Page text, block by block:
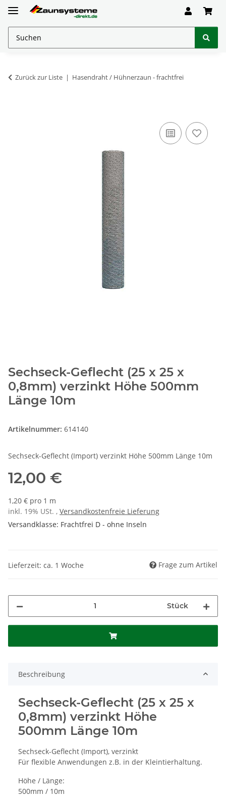
Zurück zur Liste Hasendraht / Hühnerzaun - frachtfrei
Sechseck-Geflecht (25 x 25 x
0,8mm) verzinkt Höhe 500mm
Länge 10m
Artikelnummer: 614140
Sechseck-Geflecht (Import) verzinkt Höhe 500mm Länge 10m
12,00 €
1,20 € pro 1 m
inkl. 19% USt. , Versandkostenfreie Lieferung
Versandklasse: Frachtfrei D - ohne Inseln
Lieferzeit: ca. 1 Woche Frage zum Artikel
Stück
Beschreibung
Sechseck-Geflecht (25 x 25 x
0,8mm) verzinkt Höhe
500mm Länge 10m
Sechseck-Geflecht (Import), verzinkt
Für flexible Anwendungen z.B. in der Kleintierhaltung.
Höhe / Länge:
500mm / 10m